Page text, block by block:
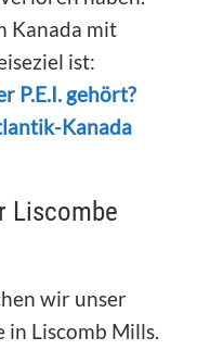
Kanada mit
ist:
P.E.I. gehört?
Kanada
Liscombe
wir unser
in Liscomb Mills.